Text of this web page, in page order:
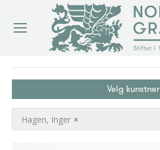
Velg kunstner
×
Hagen, Inger